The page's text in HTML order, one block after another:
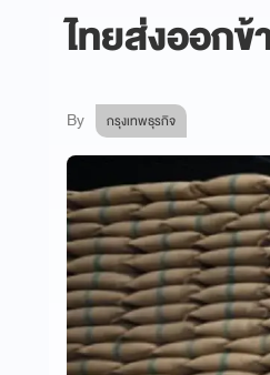
ไทยส่งออก
By กรุงเทพธุรกิจ